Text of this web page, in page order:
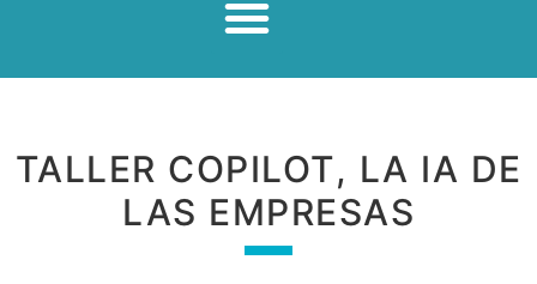
TALLER COPILOT, LA IA DE
LAS EMPRESAS